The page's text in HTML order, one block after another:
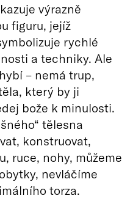
výrazně
figuru, jejíž
rychlé
a techniky. Ale
– nemá trup,
který by ji
bože k minulosti.
tělesna
konstruovat,
ruce, nohy, můžeme
nevláčíme
torza.